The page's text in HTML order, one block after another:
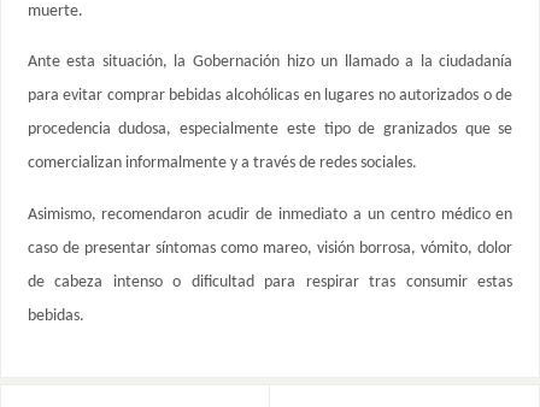
muerte.
Ante esta situación, la Gobernación hizo un llamado a la ciudadanía
para evitar comprar bebidas alcohólicas en lugares no autorizados o de
procedencia dudosa, especialmente este tipo de granizados que se
comercializan informalmente y a través de redes sociales.
Asimismo, recomendaron acudir de inmediato a un centro médico en
caso de presentar síntomas como mareo, visión borrosa, vómito, dolor
de cabeza intenso o dificultad para respirar tras consumir estas
bebidas.